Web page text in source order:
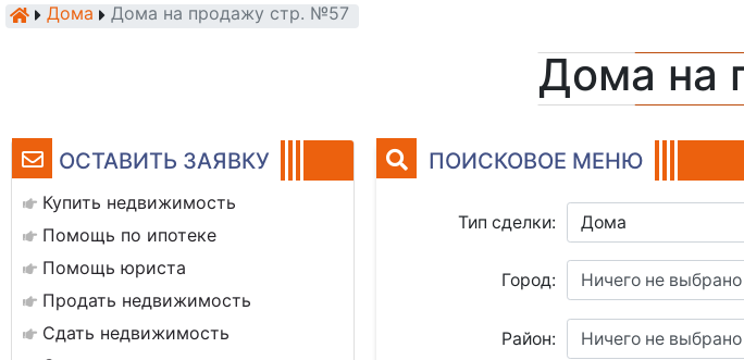
Дома Дома на продажу стр. №57
Дома на
ОСТАВИТЬ ЗАЯВКУ
Купить недвижимость
Помощь по ипотеке
Помощь юриста
Продать недвижимость
Сдать недвижимость
ПОИСКОВОЕ МЕНЮ
Тип сделки: Дома
Город: Ничего не выбрано
Район: Ничего не выбрано